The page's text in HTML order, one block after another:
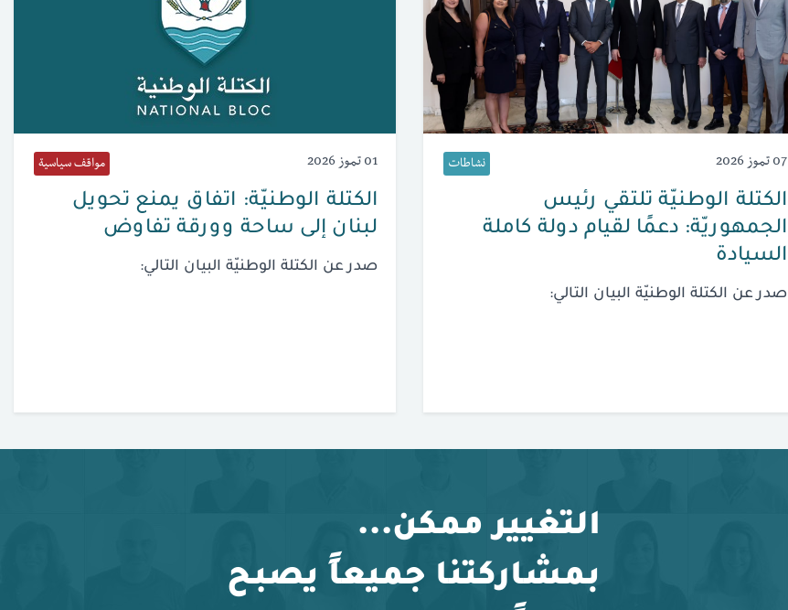
07 تموز 2026 نشاطات
الكتلة الوطنيّة تلتقي رئيس
الجمهوريّة: دعمًا لقيام دولة كاملة
السيادة
صدر عن الكتلة الوطنيّة البيان التالي:
01 تموز 2026 مواقف سياسية
الكتلة الوطنيّة: اتفاق يمنع تحويل
لبنان إلى ساحة وورقة تفاوض
صدر عن الكتلة الوطنيّة البيان التالي:
التغيير ممكن...
بمشاركتنا جميعاً يصبح